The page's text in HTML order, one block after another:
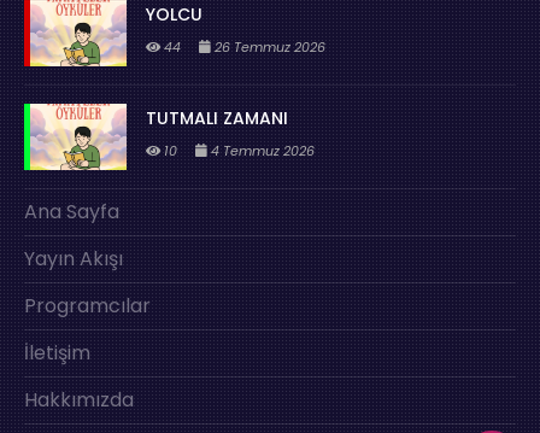
YOLCU
44 26 Temmuz 2026
TUTMALI ZAMANI
10 4 Temmuz 2026
Ana Sayfa
Yayın Akışı
Programcılar
İletişim
Hakkımızda